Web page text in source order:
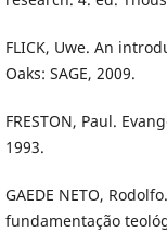
FLICK, Uwe. An
Oaks: SAGE, 2009.
FRESTON, Paul.
1993.
GAEDE NETO,
fundamentação